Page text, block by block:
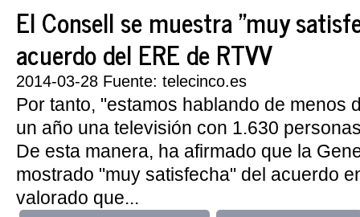
El Consell se muestra "muy
acuerdo del ERE de RTVV
2014-03-28 Fuente: telecinco.es
Por tanto, "estamos hablando de menos
un año una televisión con 1.630
De esta manera, ha afirmado que la
mostrado "muy satisfecha" del acuerdo
valorado que...